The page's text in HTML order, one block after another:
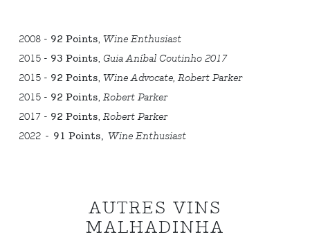
2008 - 92 Points,Wine Enthusiast
2015 - 93 Points,Guia Aníbal Coutinho 2017
2015 - 92 Points,Wine Advocate, Robert Parker
2015 - 92 Points,Robert Parker
2017 - 92 Points,Robert Parker
2022 - 91 Points,Wine Enthusiast
AUTRES VINS
MALHADINHA